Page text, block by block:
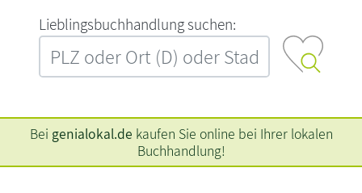
L‍i‍e‍b‍l‍i‍n‍g‍s‍b‍u‍c‍h‍h‍a‍n‍d‍l‍u‍n‍g‍ ‍s‍u‍c‍h‍e‍n‍:‍
Bei genialokal.de kaufen Sie online bei Ihrer lokalen
Buchhandlung!